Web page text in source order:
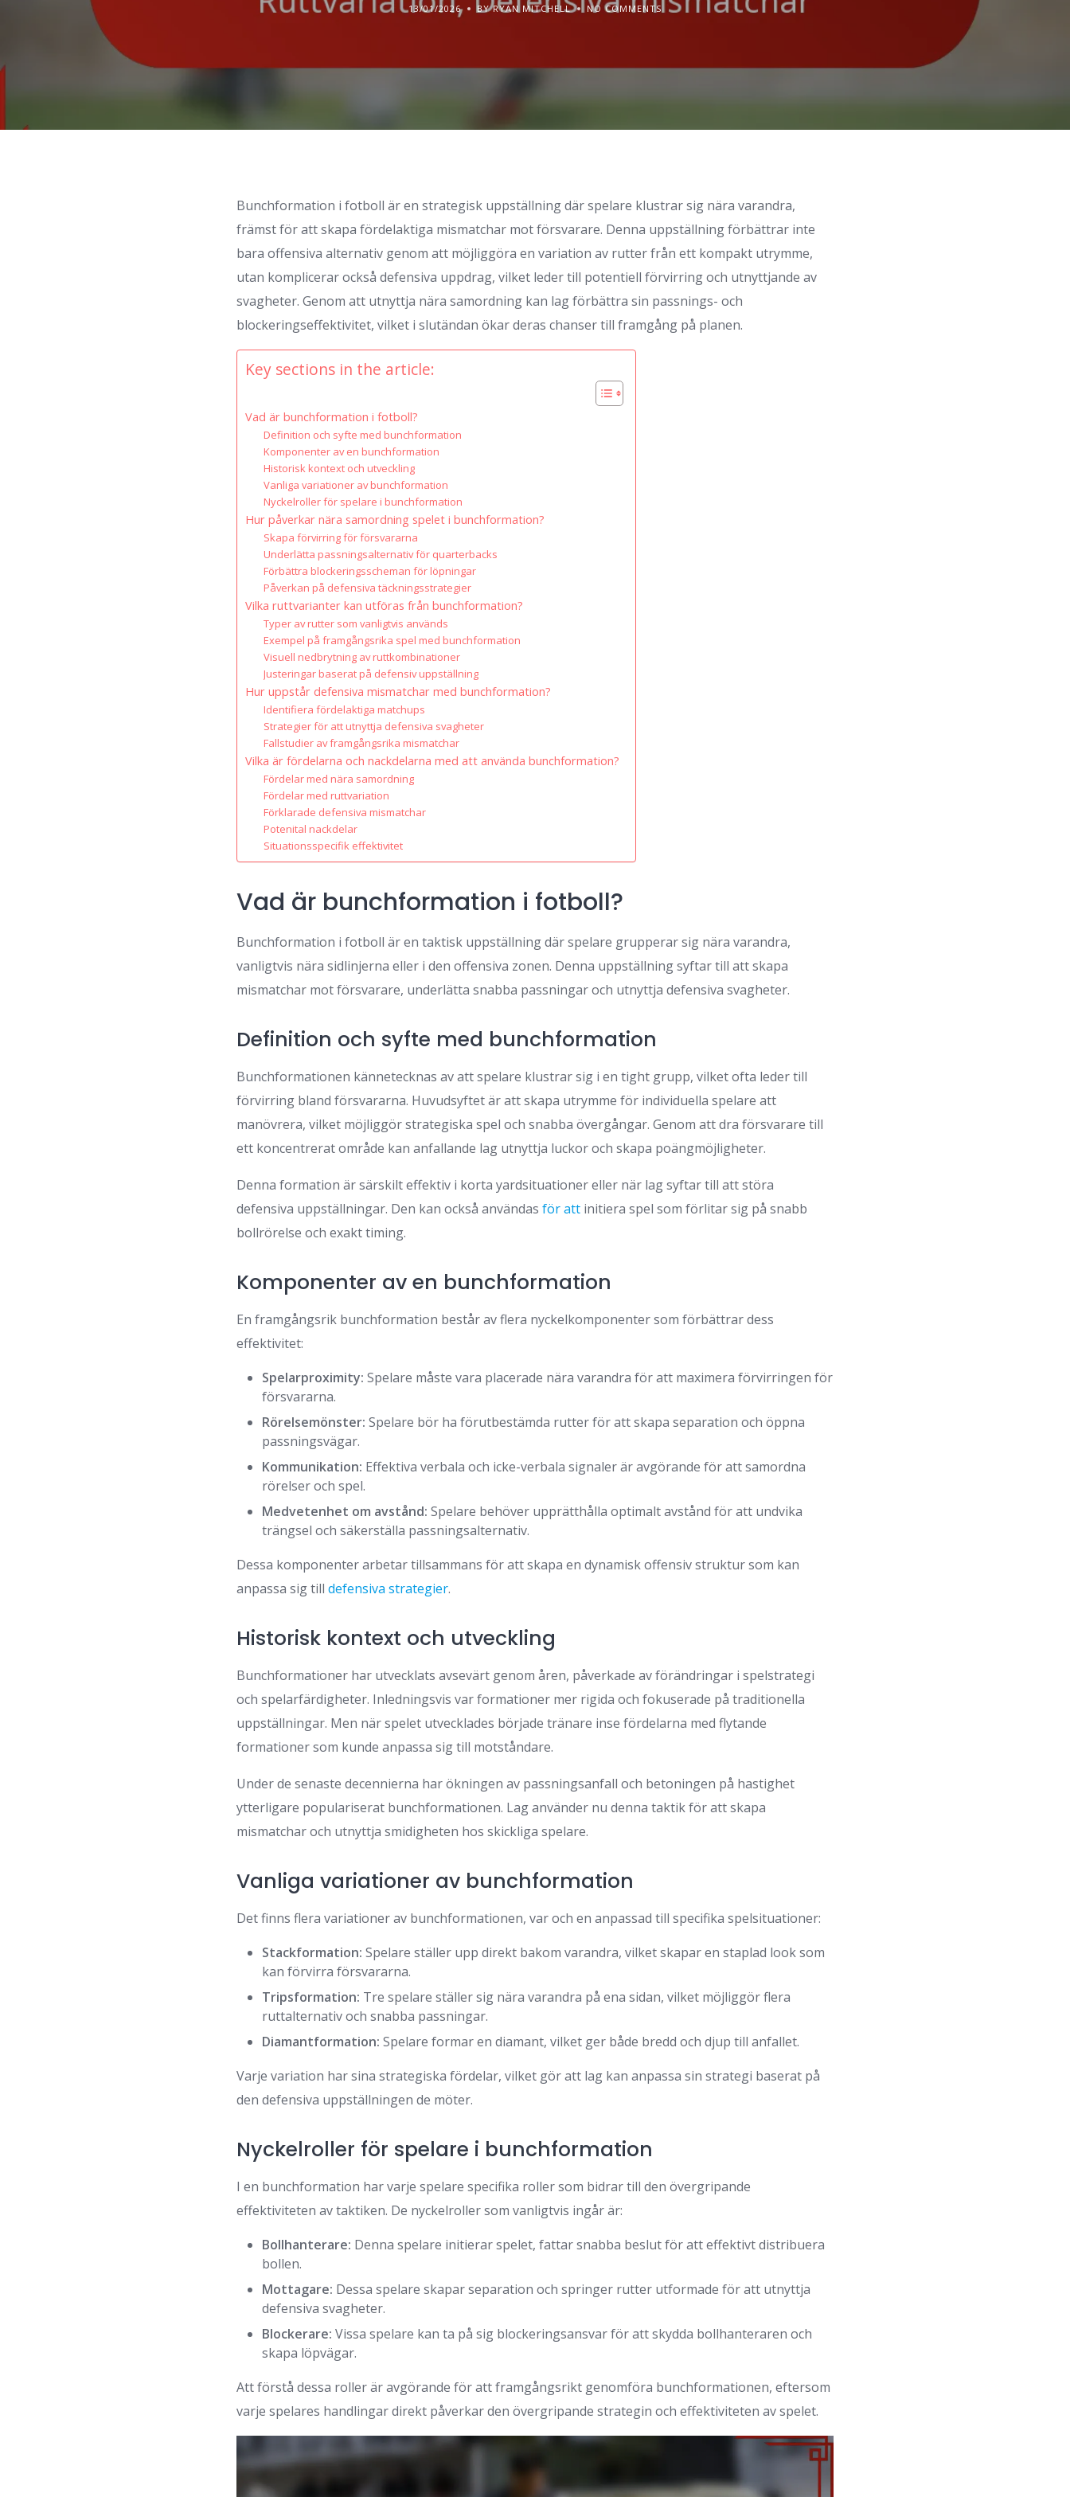
13/01/2026 BY RYAN MITCHELL NO COMMENTS
Bunchformation i fotboll är en strategisk uppställning där spelare klustrar sig nära varandra,
främst för att skapa fördelaktiga mismatchar mot försvarare. Denna uppställning förbättrar inte
bara offensiva alternativ genom att möjliggöra en variation av rutter från ett kompakt utrymme,
utan komplicerar också defensiva uppdrag, vilket leder till potentiell förvirring och utnyttjande av
svagheter. Genom att utnyttja nära samordning kan lag förbättra sin passnings- och
blockeringseffektivitet, vilket i slutändan ökar deras chanser till framgång på planen.
Key sections in the article:
Vad är bunchformation i fotboll?
Definition och syfte med bunchformation
Komponenter av en bunchformation
Historisk kontext och utveckling
Vanliga variationer av bunchformation
Nyckelroller för spelare i bunchformation
Hur påverkar nära samordning spelet i bunchformation?
Skapa förvirring för försvararna
Underlätta passningsalternativ för quarterbacks
Förbättra blockeringsscheman för löpningar
Påverkan på defensiva täckningsstrategier
Vilka ruttvarianter kan utföras från bunchformation?
Typer av rutter som vanligtvis används
Exempel på framgångsrika spel med bunchformation
Visuell nedbrytning av ruttkombinationer
Justeringar baserat på defensiv uppställning
Hur uppstår defensiva mismatchar med bunchformation?
Identifiera fördelaktiga matchups
Strategier för att utnyttja defensiva svagheter
Fallstudier av framgångsrika mismatchar
Vilka är fördelarna och nackdelarna med att använda bunchformation?
Fördelar med nära samordning
Fördelar med ruttvariation
Förklarade defensiva mismatchar
Potenital nackdelar
Situationsspecifik effektivitet
Vad är bunchformation i fotboll?
Bunchformation i fotboll är en taktisk uppställning där spelare grupperar sig nära varandra,
vanligtvis nära sidlinjerna eller i den offensiva zonen. Denna uppställning syftar till att skapa
mismatchar mot försvarare, underlätta snabba passningar och utnyttja defensiva svagheter.
Definition och syfte med bunchformation
Bunchformationen kännetecknas av att spelare klustrar sig i en tight grupp, vilket ofta leder till
förvirring bland försvararna. Huvudsyftet är att skapa utrymme för individuella spelare att
manövrera, vilket möjliggör strategiska spel och snabba övergångar. Genom att dra försvarare till
ett koncentrerat område kan anfallande lag utnyttja luckor och skapa poängmöjligheter.
Denna formation är särskilt effektiv i korta yardsituationer eller när lag syftar till att störa
defensiva uppställningar. Den kan också användasför att initiera spel som förlitar sig på snabb
bollrörelse och exakt timing.
Komponenter av en bunchformation
En framgångsrik bunchformation består av flera nyckelkomponenter som förbättrar dess
effektivitet:
Spelarproximity: Spelare måste vara placerade nära varandra för att maximera förvirringen för
försvararna.
Rörelsemönster: Spelare bör ha förutbestämda rutter för att skapa separation och öppna
passningsvägar.
Kommunikation: Effektiva verbala och icke-verbala signaler är avgörande för att samordna
rörelser och spel.
Medvetenhet om avstånd: Spelare behöver upprätthålla optimalt avstånd för att undvika
trängsel och säkerställa passningsalternativ.
Dessa komponenter arbetar tillsammans för att skapa en dynamisk offensiv struktur som kan
anpassa sig tilldefensiva strategier.
Historisk kontext och utveckling
Bunchformationer har utvecklats avsevärt genom åren, påverkade av förändringar i spelstrategi
och spelarfärdigheter. Inledningsvis var formationer mer rigida och fokuserade på traditionella
uppställningar. Men när spelet utvecklades började tränare inse fördelarna med flytande
formationer som kunde anpassa sig till motståndare.
Under de senaste decennierna har ökningen av passningsanfall och betoningen på hastighet
ytterligare populariserat bunchformationen. Lag använder nu denna taktik för att skapa
mismatchar och utnyttja smidigheten hos skickliga spelare.
Vanliga variationer av bunchformation
Det finns flera variationer av bunchformationen, var och en anpassad till specifika spelsituationer:
Stackformation: Spelare ställer upp direkt bakom varandra, vilket skapar en staplad look som
kan förvirra försvararna.
Tripsformation: Tre spelare ställer sig nära varandra på ena sidan, vilket möjliggör flera
ruttalternativ och snabba passningar.
Diamantformation: Spelare formar en diamant, vilket ger både bredd och djup till anfallet.
Varje variation har sina strategiska fördelar, vilket gör att lag kan anpassa sin strategi baserat på
den defensiva uppställningen de möter.
Nyckelroller för spelare i bunchformation
I en bunchformation har varje spelare specifika roller som bidrar till den övergripande
effektiviteten av taktiken. De nyckelroller som vanligtvis ingår är:
Bollhanterare: Denna spelare initierar spelet, fattar snabba beslut för att effektivt distribuera
bollen.
Mottagare: Dessa spelare skapar separation och springer rutter utformade för att utnyttja
defensiva svagheter.
Blockerare: Vissa spelare kan ta på sig blockeringsansvar för att skydda bollhanteraren och
skapa löpvägar.
Att förstå dessa roller är avgörande för att framgångsrikt genomföra bunchformationen, eftersom
varje spelares handlingar direkt påverkar den övergripande strategin och effektiviteten av spelet.